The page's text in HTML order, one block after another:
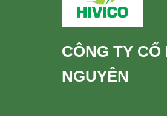
CÔNG TY
NGUYÊN